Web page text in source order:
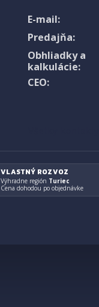
E-mail:
Predajňa:
Obhliadky a
kalkulácie:
CEO:
VLASTNÝ ROZVOZ
Výhradne región Turiec
Cena dohodou po objednávke